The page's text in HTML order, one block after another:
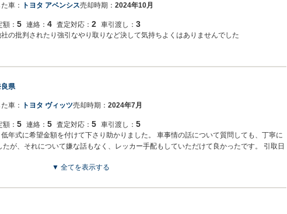
車： トヨタ アベンシス売却時期： 2024年10月
額： 5 連絡： 4 査定対応： 2 車引渡し： 3
の批判されたり強引なやり取りなど決して気持ちよくはありませんでした
県
車： トヨタ ヴィッツ売却時期： 2024年7月
額： 5 連絡： 5 査定対応： 5 車引渡し： 5
年式に希望金額を付けて下さり助かりました。 車事情の話について質問しても、丁寧に
が、それについて嫌な話もなく、レッカー手配もしていただけて良かったです。 引取日
▼ 全てを表示する